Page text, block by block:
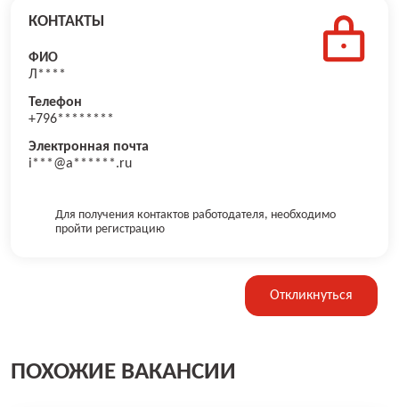
КОНТАКТЫ
ФИО
Л****
Телефон
+796********
Электронная почта
i***@a******.ru
Для получения контактов работодателя, необходимо
пройти регистрацию
Откликнуться
ПОХОЖИЕ ВАКАНСИИ